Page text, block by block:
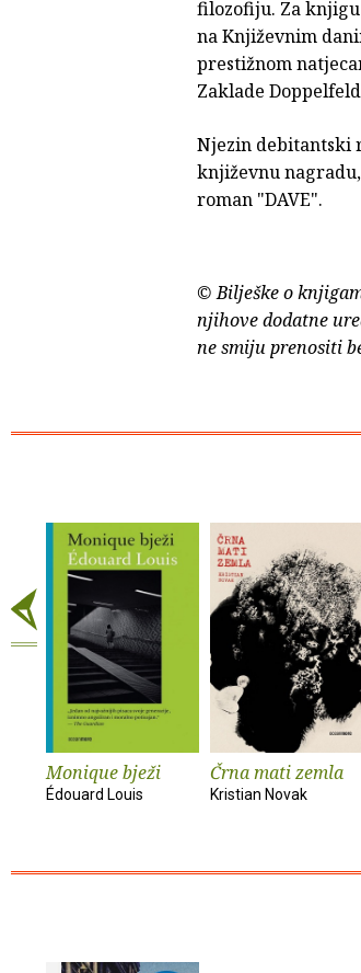
filozofiju. Za
na Književnim
prestižnom
Zaklade
Njezin debitantski
književnu
roman "DAVE".
© Bilješke o
njihove dodatne
ne smiju prenositi
Monique bježi
Édouard Louis
Črna mati zemla
Kristian Novak